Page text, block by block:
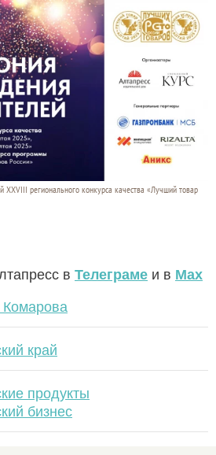
XXVIII регионального конкурса качества «Лучший товар
в Телеграме и в Max
край
продукты
бизнес